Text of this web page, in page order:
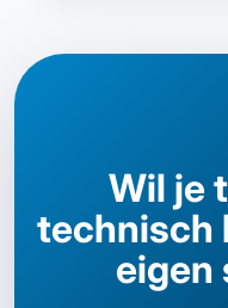
Wil je
technisch
eigen